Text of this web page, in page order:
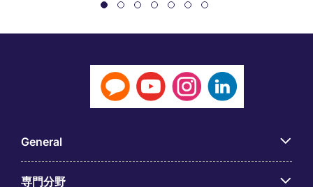
General
専門分野